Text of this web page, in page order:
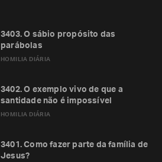
HOMILIA DIÁRIA
3403. O sábio propósito das
parábolas
HOMILIA DIÁRIA
3402. O exemplo vivo de que a
santidade não é impossível
3401. Como fazer parte da família de
Jesus?